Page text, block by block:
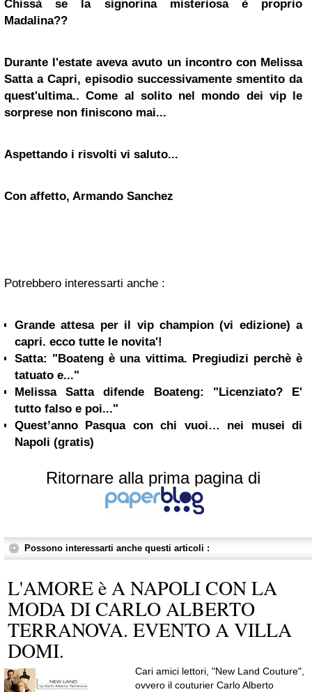
Chissà se la signorina misteriosa è proprio
Madalina??
Durante l'estate aveva avuto un incontro con Melissa
Sattaa Capri, episodio successivamente smentito da
quest'ultima.. Come al solito nel mondo dei vip le
sorprese non finiscono mai...
Aspettando i risvolti vi saluto...
Con affetto, Armando Sanchez
Potrebbero interessarti anche :
Grande attesa per il vip champion (vi edizione) a
capri. ecco tutte le novita'!
Satta: "Boateng è una vittima. Pregiudizi perchè è
tatuato e..."
Melissa Satta difende Boateng: "Licenziato? E'
tutto falso e poi..."
Quest’anno Pasqua con chi vuoi… nei musei di
Napoli (gratis)
Ritornare alla prima pagina di
Possono interessarti anche questi articoli :
L'AMORE è A NAPOLI CON LA
MODA DI CARLO ALBERTO
TERRANOVA. EVENTO A VILLA
DOMI.
Cari amici lettori, "New Land Couture",
ovvero il couturier Carlo Alberto